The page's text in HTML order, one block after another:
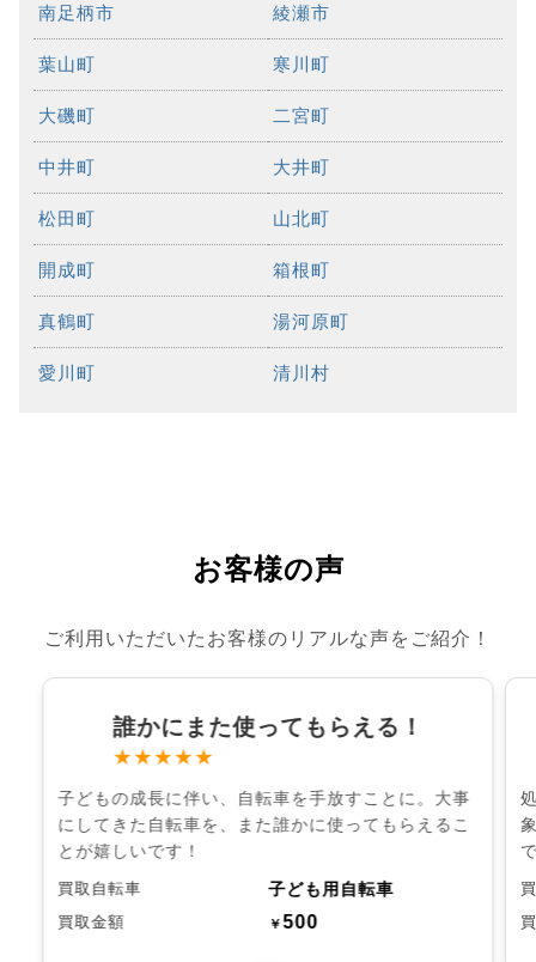
南足柄市 綾瀬市
葉山町 寒川町
大磯町 二宮町
中井町 大井町
松田町 山北町
開成町 箱根町
真鶴町 湯河原町
愛川町 清川村
お客様の声
ご利用いただいたお客様のリアルな声をご紹介！
誰かにまた使ってもらえる！
★★★★★
子どもの成長に伴い、自転車を手放すことに。大事
にしてきた自転車を、また誰かに使ってもらえるこ
とが嬉しいです！
買取自転車 子ども用自転車
買取金額 ￥500